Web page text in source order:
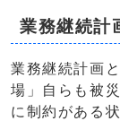
業務継続計
業務継続計画
場」自らも被
に制約がある